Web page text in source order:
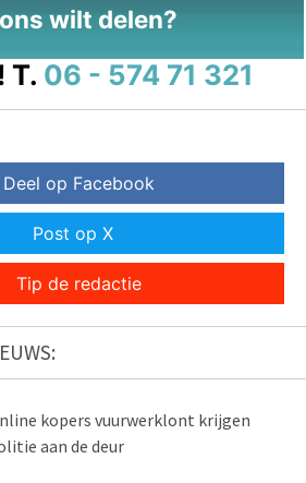
wilt delen?
T. 06 - 574 71 321
Deel op Facebook
Post op X
Tip de redactie
kopers vuurwerklont krijgen
aan de deur